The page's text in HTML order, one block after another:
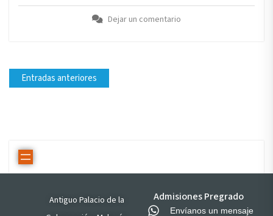
Dejar un comentario
Entradas anteriores
Antiguo Palacio de la
Admisiones Pregrado
Envíanos un mensaje